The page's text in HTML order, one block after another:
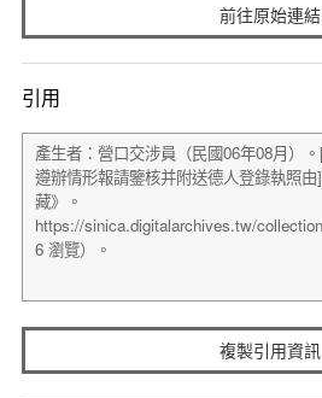
前往原始連結
引用
複製引用資訊